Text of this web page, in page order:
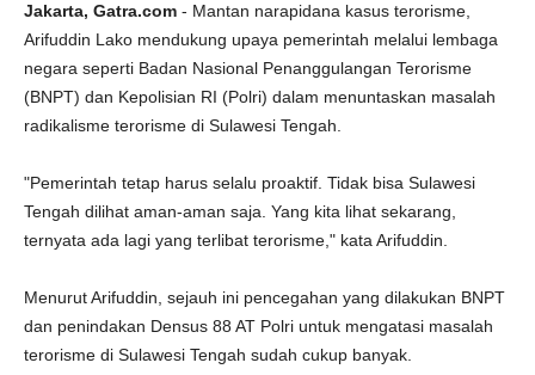
Jakarta, Gatra.com - Mantan narapidana kasus terorisme,
Arifuddin Lako mendukung upaya pemerintah melalui lembaga
negara seperti Badan Nasional Penanggulangan Terorisme
(BNPT) dan Kepolisian RI (Polri) dalam menuntaskan masalah
radikalisme terorisme di Sulawesi Tengah.
"Pemerintah tetap harus selalu proaktif. Tidak bisa Sulawesi
Tengah dilihat aman-aman saja. Yang kita lihat sekarang,
ternyata ada lagi yang terlibat terorisme," kata Arifuddin.
Menurut Arifuddin, sejauh ini pencegahan yang dilakukan BNPT
dan penindakan Densus 88 AT Polri untuk mengatasi masalah
terorisme di Sulawesi Tengah sudah cukup banyak.